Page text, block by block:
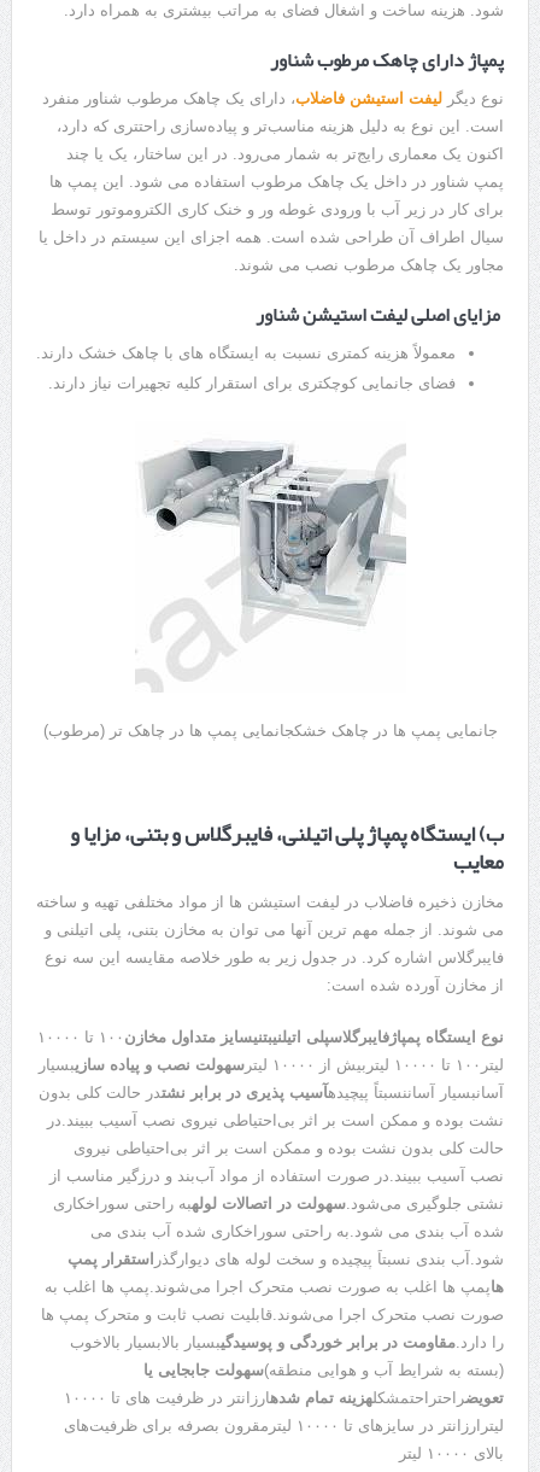
شود. هزینه‌ ساخت و اشغال فضای به مراتب بیشتری به همراه دارد.
پمپاژ دارای چاهک مرطوب شناور
نوع دیگر لیفت استیشن فاضلاب، دارای یک چاهک مرطوب شناور منفرد
است. این نوع به دلیل هزینه مناسب‌تر و پیاده‌سازی راحتتری که دارد،
اکنون یک معماری رایج‌تر به شمار می‌رود. در این ساختار، یک یا چند
پمپ شناور در داخل یک چاهک مرطوب استفاده می شود. این پمپ ها
برای کار در زیر آب با ورودی غوطه ور و خنک کاری الکتروموتور توسط
سیال اطراف آن طراحی شده است. همه اجزای این سیستم در داخل یا
مجاور یک چاهک مرطوب نصب می شوند.
مزایای اصلی لیفت استیشن شناور
معمولاً هزینه کمتری نسبت به ایستگاه های با چاهک خشک دارند.
فضای جانمایی کوچکتری برای استقرار کلیه تجهیرات نیاز دارند.
جانمایی پمپ ها در چاهک خشکجانمایی پمپ ها در چاهک تر (مرطوب)
ب) ایستگاه پمپاژ پلی اتیلنی، فایبرگلاس و بتنی، مزایا و
معایب
مخازن ذخیره فاضلاب در لیفت استیشن ها از مواد مختلفی تهیه و ساخته
می شوند. از جمله مهم ترین آنها می توان به مخازن بتنی، پلی اتیلنی و
فایبرگلاس اشاره کرد. در جدول زیر به طور خلاصه مقایسه این سه نوع
از مخازن آورده شده است:
نوع ایستگاه پمپاژ فایبرگلاسپلی اتیلنیبتنیسایز متداول مخازن
۱۰۰ تا ۱۰۰۰۰
لیتر۱۰۰ تا ۱۰۰۰۰ لیتربیش از ۱۰۰۰۰ لیتر
سهولت نصب و پیاده سازیبسیار
آسانبسیار آساننسبتاً پیچیدهآسیب پذیری در برابر نشتدر حالت کلی بدون
نشت بوده و ممکن است بر اثر بی‌احتیاطی نیروی نصب آسیب ببیند.در
حالت کلی بدون نشت بوده و ممکن است بر اثر بی‌احتیاطی نیروی
نصب آسیب ببیند.در صورت استفاده از مواد آب‌بند و درزگیر مناسب از
نشتی جلوگیری می‌شود.سهولت در اتصالات لولهبه راحتی سوراخکاری
شده آب بندی می شود.به راحتی سوراخکاری شده آب بندی می
شود.آب بندی نسبتاَ پیچیده و سخت لوله های دیوارگذر استقرار پمپ
هاپمپ ها اغلب به صورت نصب متحرک اجرا می‌شوند.پمپ ها اغلب به
صورت نصب متحرک اجرا می‌شوند.قابلیت نصب ثابت و متحرک پمپ ها
را دارد.مقاومت در برابر خوردگی و پوسیدگیبسیار بالابسیار بالاخوب
(بسته به شرایط آب و هوایی منطقه)سهولت جابجایی یا
تعویضراحتراحتمشکلهزینه تمام شده
ارزانتر در ظرفیت های تا ۱۰۰۰۰
لیترارزانتر در سایزهای تا ۱۰۰۰۰ لیترمقرون بصرفه برای ظرفیت‌های
بالای ۱۰۰۰۰ لیتر